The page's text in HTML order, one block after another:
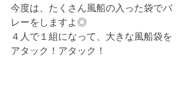
今度は、たくさん風船の入った袋でバ
レーをしますよ◎
４人で１組になって、大きな風船袋を
アタック！アタック！